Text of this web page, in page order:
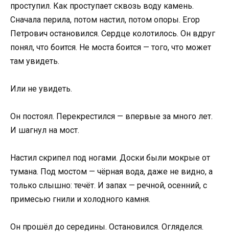
проступил. Как проступает сквозь воду камень.
Сначала перила, потом настил, потом опоры. Егор
Петрович остановился. Сердце колотилось. Он вдруг
понял, что боится. Не моста боится — того, что может
там увидеть.
Или не увидеть.
Он постоял. Перекрестился — впервые за много лет.
И шагнул на мост.
Настил скрипел под ногами. Доски были мокрые от
тумана. Под мостом — чёрная вода, даже не видно, а
только слышно: течёт. И запах — речной, осенний, с
примесью гнили и холодного камня.
Он прошёл до середины. Остановился. Огляделся.